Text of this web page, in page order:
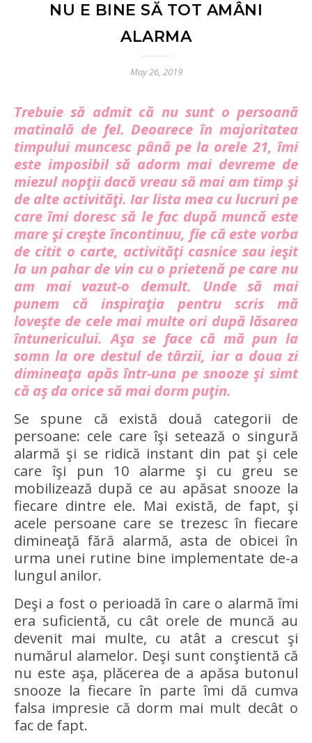
NU E BINE SĂ TOT AMÂNI
ALARMA
May 26, 2019
Trebuie să admit că nu sunt o persoană
matinală de fel. Deoarece în majoritatea
timpului muncesc până pe la orele 21, îmi
este imposibil să adorm mai devreme de
miezul nopţii dacă vreau să mai am timp şi
de alte activităţi. Iar lista mea cu lucruri pe
care îmi doresc să le fac după muncă este
mare şi creşte încontinuu, fie că este vorba
de citit o carte, activităţi casnice sau ieşit
la un pahar de vin cu o prietenă pe care nu
am mai vazut-o demult. Unde să mai
punem că inspiraţia pentru scris mă
loveşte de cele mai multe ori după lăsarea
întunericului. Aşa se face că mă pun la
somn la ore destul de târzii, iar a doua zi
dimineaţa apăs într-una pe snooze şi simt
că aş da orice să mai dorm puţin.
Se spune că există două categorii de
persoane: cele care îşi setează o singură
alarmă şi se ridică instant din pat şi cele
care îşi pun 10 alarme şi cu greu se
mobilizează după ce au apăsat snooze la
fiecare dintre ele. Mai există, de fapt, şi
acele persoane care se trezesc în fiecare
dimineaţă fără alarmă, asta de obicei în
urma unei rutine bine implementate de-a
lungul anilor.
Deşi a fost o perioadă în care o alarmă îmi
era suficientă, cu cât orele de muncă au
devenit mai multe, cu atât a crescut şi
numărul alamelor. Deşi sunt conştientă că
nu este aşa, plăcerea de a apăsa butonul
snooze la fiecare în parte îmi dă cumva
falsa impresie că dorm mai mult decât o
fac de fapt.